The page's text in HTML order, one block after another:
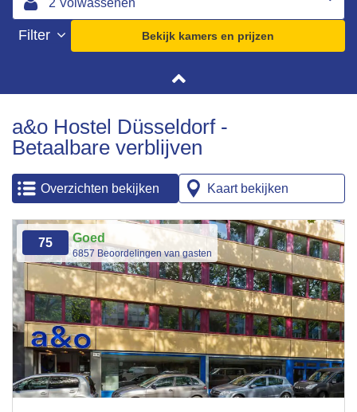
Filter Bekijk kamers en prijzen
a&o Hostel Düsseldorf -
Betaalbare verblijven
Overzichten bekijken Kaart bekijken
75 Goed
6857 Beoordelingen van gasten